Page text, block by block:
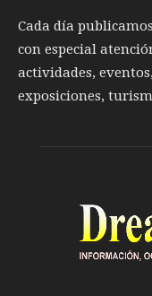
Cada día
con especial
actividades,
exposiciones,